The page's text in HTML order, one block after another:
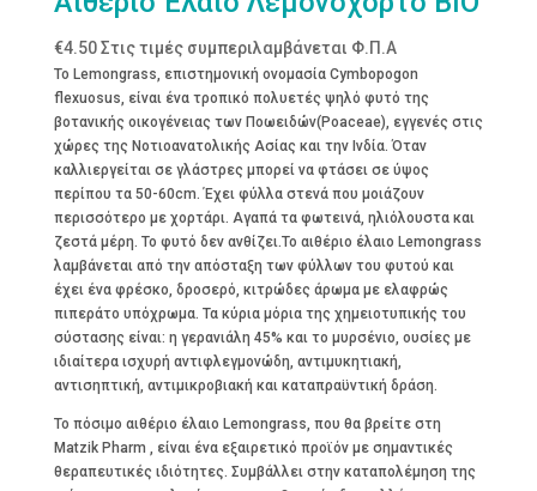
€4.50 Στις τιμές συμπεριλαμβάνεται Φ.Π.Α
Το Lemongrass, επιστημονική ονομασία Cymbopogon
flexuosus, είναι ένα τροπικό πολυετές ψηλό φυτό της
βοτανικής οικογένειας των Ποωειδών(Poaceae), εγγενές στις
χώρες της Νοτιοανατολικής Ασίας και την Ινδία. Όταν
καλλιεργείται σε γλάστρες μπορεί να φτάσει σε ύψος
περίπου τα 50-60cm. Έχει φύλλα στενά που μοιάζουν
περισσότερο με χορτάρι. Αγαπά τα φωτεινά, ηλιόλουστα και
ζεστά μέρη. Το φυτό δεν ανθίζει.Το αιθέριο έλαιο Lemongrass
λαμβάνεται από την απόσταξη των φύλλων του φυτού και
έχει ένα φρέσκο, δροσερό, κιτρώδες άρωμα με ελαφρώς
πιπεράτο υπόχρωμα. Τα κύρια μόρια της χημειοτυπικής του
σύστασης είναι: η γερανιάλη 45% και το μυρσένιο, ουσίες με
ιδιαίτερα ισχυρή αντιφλεγμονώδη, αντιμυκητιακή,
αντισηπτική, αντιμικροβιακή και καταπραϋντική δράση.
To πόσιμο αιθέριο έλαιο Lemongrass, που θα βρείτε στη
Matzik Pharm , είναι ένα εξαιρετικό προϊόν με σημαντικές
θεραπευτικές ιδιότητες. Συμβάλλει στην καταπολέμηση της